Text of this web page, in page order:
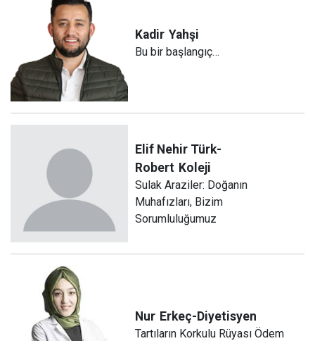
Kadir Yahşi
Bu bir başlangıç…
Elif Nehir Türk-
Robert Koleji
Sulak Araziler: Doğanın
Muhafızları, Bizim
Sorumluluğumuz
Nur Erkeç-Diyetisyen
Tartıların Korkulu Rüyası Ödem